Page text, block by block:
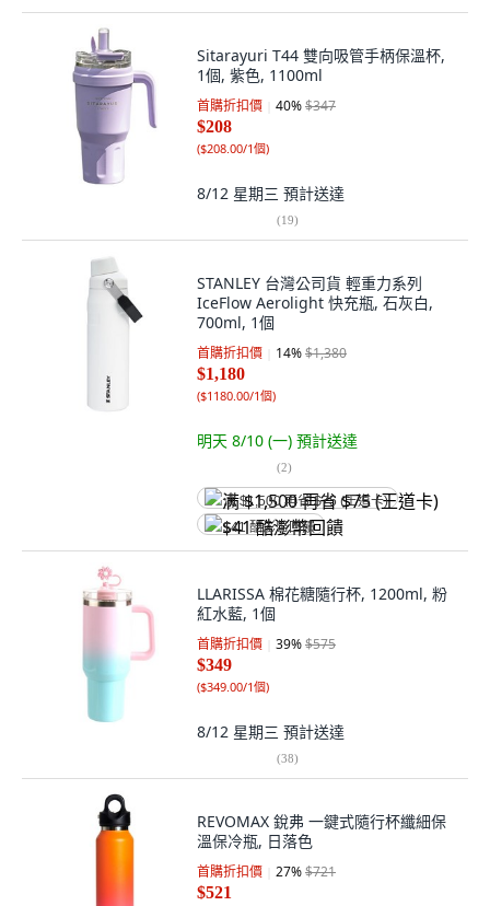
Sitarayuri T44 雙向吸管手柄保溫杯,
1個, 紫色, 1100ml
首購折扣價 40%$347
$208
($208.00/1個)
8/12 星期三 預計送達
(19)
STANLEY 台灣公司貨 輕重力系列
IceFlow Aerolight 快充瓶, 石灰白,
700ml, 1個
首購折扣價 14%$1,380
$1,180
($1180.00/1個)
明天 8/10 (一) 預計送達
(2)
满 $1,500 再省 $75 (王道卡)
$41 酷澎幣回饋
LLARISSA 棉花糖隨行杯, 1200ml, 粉
紅水藍, 1個
首購折扣價 39%$575
$349
($349.00/1個)
8/12 星期三 預計送達
(38)
REVOMAX 銳弗 一鍵式隨行杯纖細保
溫保冷瓶, 日落色
首購折扣價 27%$721
$521